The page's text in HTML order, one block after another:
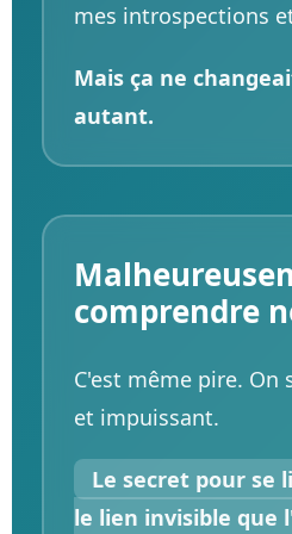
mes introspections
Mais ça ne
autant.
comprendre
C'est même pire. On
et impuissant.
Le secret pour se
le lien invisible que